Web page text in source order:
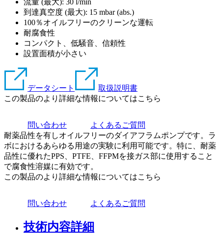
到達真空度 (最大): 15 mbar (abs.)
100％オイルフリーのクリーンな運転
耐腐食性
コンパクト、低騒音、信頼性
設置面積が小さい
データシート
取扱説明書
この製品のより詳細な情報についてはこちら
問い合わせ
よくあるご質問
耐薬品性を有しオイルフリーのダイアフラムポンプです。ラ
ボにおけるあらゆる用途の実験に利用可能です。特に、耐薬
品性に優れたPPS、PTFE、FFPMを接ガス部に使用すること
で腐食性溶媒に有効です。
この製品のより詳細な情報についてはこちら
問い合わせ よくあるご質問
技術内容詳細